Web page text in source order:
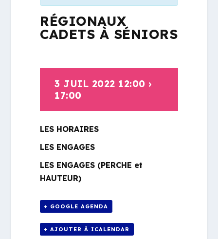
RÉGIONAUX
CADETS À SÉNIORS
3 JUIL 2022 12:00 ›
17:00
LES HORAIRES
LES ENGAGES
LES ENGAGES (PERCHE et
HAUTEUR)
+ GOOGLE AGENDA
+ AJOUTER À ICALENDAR